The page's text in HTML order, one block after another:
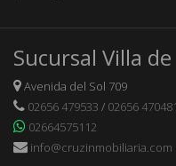
Sucursal Villa
Avenida del Sol 709
02656 479533 / 02656 470481
02664575112
info@cruzinmobiliaria.com